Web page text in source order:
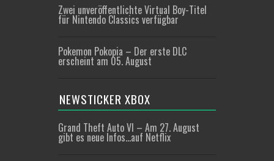
Zwei unveröffentlichte Virtual Boy-Titel
für Nintendo Classics verfügbar
Pokemon Pokopia – Der erste DLC
erscheint am 05. August
NEWSTICKER XBOX
Grand Theft Auto VI – Am 27. August
gibt es neue Infos…auf Netflix